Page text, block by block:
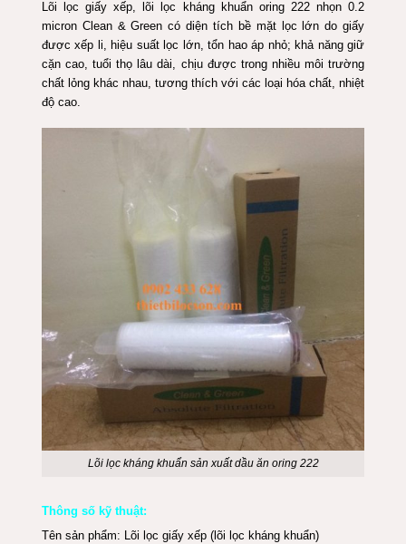
Lõi lọc giấy xếp, lõi lọc kháng khuẩn oring 222 nhọn 0.2
micron Clean & Green có diện tích bề mặt lọc lớn do giấy
được xếp li, hiệu suất lọc lớn, tổn hao áp nhỏ; khả năng giữ
cặn cao, tuổi thọ lâu dài, chịu được trong nhiều môi trường
chất lỏng khác nhau, tương thích với các loại hóa chất, nhiệt
độ cao.
Lõi lọc kháng khuẩn sản xuất dầu ăn oring 222
Thông số kỹ thuật:
Tên sản phẩm: Lõi lọc giấy xếp (lõi lọc kháng khuẩn)